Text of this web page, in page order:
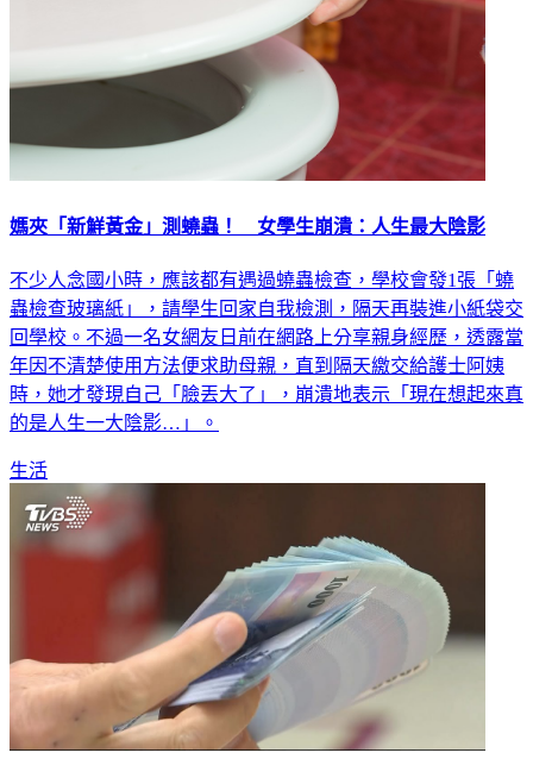
媽夾「新鮮黃金」測蟯蟲！ 女學生崩潰：人生最大陰影
不少人念國小時，應該都有遇過蟯蟲檢查，學校會發1張「蟯
蟲檢查玻璃紙」，請學生回家自我檢測，隔天再裝進小紙袋交
回學校。不過一名女網友日前在網路上分享親身經歷，透露當
年因不清楚使用方法便求助母親，直到隔天繳交給護士阿姨
時，她才發現自己「臉丟大了」，崩潰地表示「現在想起來真
的是人生一大陰影…」。
生活